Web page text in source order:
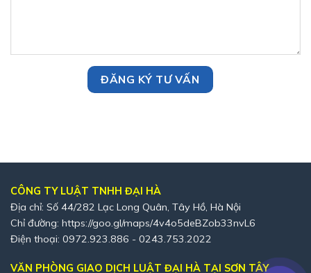
CÔNG TY LUẬT TNHH ĐẠI HÀ
Địa chỉ: Số 44/282 Lạc Long Quân, Tây Hồ, Hà Nội
Chỉ đường: https://goo.gl/maps/4v4o5deBZob33nvL6
Điện thoại: 0972.923.886 - 0243.753.2022
VĂN PHÒNG GIAO DỊCH LUẬT ĐẠI HÀ TẠI SƠN TÂY